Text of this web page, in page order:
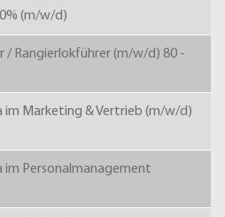
(m/w/d)
/ Rangierlokführer (m/w/d) 80 -
im Marketing & Vertrieb (m/w/d)
im Personalmanagement